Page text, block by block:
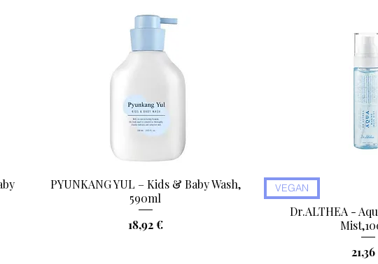
Aperçu rapide
PYUNKANG YUL – Kids & Baby Wash,
590ml
Prix
18,92 €
VEGAN
Dr.ALTHEA -
Prix